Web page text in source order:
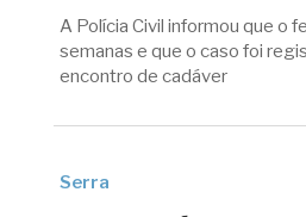
A Polícia Civil informou que o
semanas e que o caso foi
encontro de cadáver
Serra